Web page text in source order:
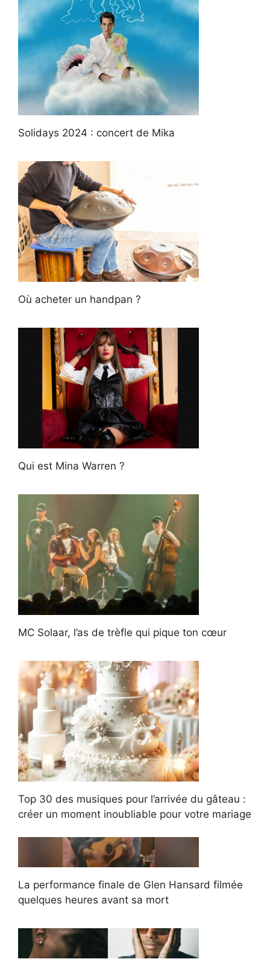
Solidays 2024 : concert de Mika
Où acheter un handpan ?
Qui est Mina Warren ?
MC Solaar, l’as de trèfle qui pique ton cœur
Top 30 des musiques pour l’arrivée du gâteau :
créer un moment inoubliable pour votre mariage
La performance finale de Glen Hansard filmée
quelques heures avant sa mort